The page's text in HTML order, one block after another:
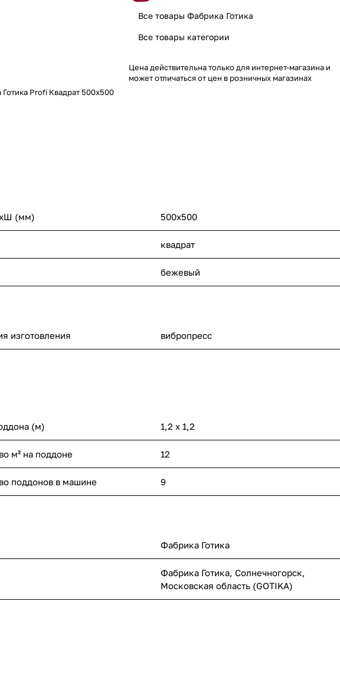
Profi Квадрат 500x500
Все товары Фабрика Готика
Все товары категории
Цена действительна только для интернет-магазина и
может отличаться от цен в розничных магазинах
(мм) 500x500
квадрат
бежевый
изготовления вибропресс
(м) 1,2 x 1,2
м² на поддоне 12
поддонов в машине 9
Фабрика Готика
Фабрика Готика, Солнечногорск,
Московская область (GOTIKA)